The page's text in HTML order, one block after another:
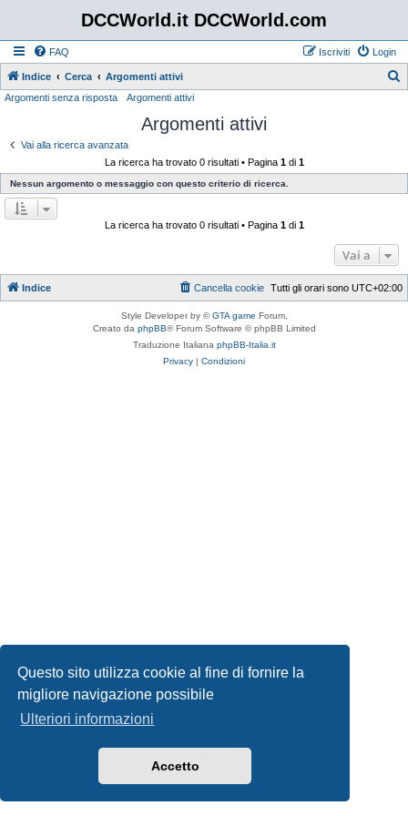
Questo sito utilizza cookie al fine di fornire la
migliore navigazione possibile
Ulteriori informazioni
Accetto
DCCWorld.it DCCWorld.com
FAQ Login
Iscriviti
Indice Cerca Argomenti attivi
Argomenti senza risposta Argomenti attivi
Argomenti attivi
Vai alla ricerca avanzata
La ricerca ha trovato 0 risultati • Pagina 1di 1
Nessun argomento o messaggio con questo criterio di ricerca.
La ricerca ha trovato 0 risultati • Pagina 1di 1
Vai a
Indice Tutti gli orari sono UTC+02:00
Cancella cookie
Style Developer by ©GTA game Forum.
Creato da phpBB® Forum Software © phpBB Limited
Traduzione Italiana phpBB-Italia.it
Privacy | Condizioni